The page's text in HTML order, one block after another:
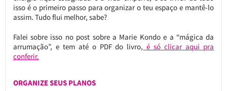
isso é o primeiro passo para organizar o teu espaço e mantê-lo
assim. Tudo flui melhor, sabe?
Falei sobre isso no post sobre a Marie Kondo e a “mágica da
arrumação”, e tem até o PDF do livro, é só clicar aqui pra
conferir.
ORGANIZE SEUS PLANOS